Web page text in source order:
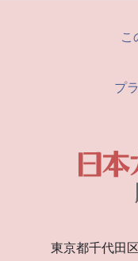
こ
プ
東京都千代田